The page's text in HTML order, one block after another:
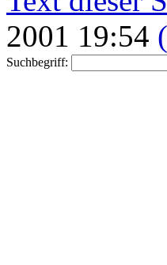
2001 19:54
Suchbegriff: